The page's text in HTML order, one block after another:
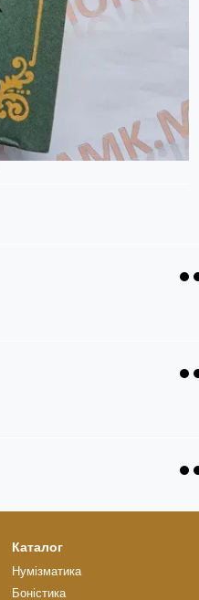
Каталог
Нумізматика
Боністика